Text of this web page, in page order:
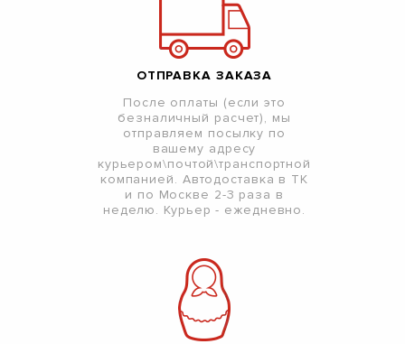
ОТПРАВКА ЗАКАЗА
После оплаты (если это
безналичный расчет), мы
отправляем посылку по
вашему адресу
курьером\почтой\транспортной
компанией. Автодоставка в ТК
и по Москве 2-3 раза в
неделю. Курьер - ежедневно.